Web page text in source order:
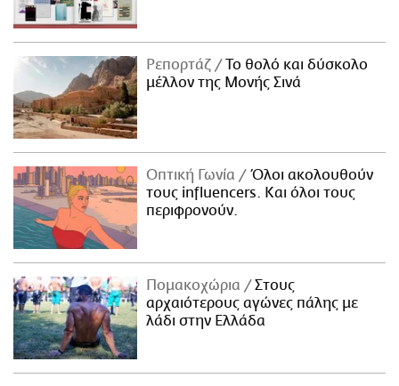
Ρεπορτάζ
Το θολό και δύσκολο
μέλλον της Μονής Σινά
Οπτική Γωνία
Όλοι ακολουθούν
τους influencers. Και όλοι τους
περιφρονούν.
Πομακοχώρια
Στους
αρχαιότερους αγώνες πάλης με
λάδι στην Ελλάδα